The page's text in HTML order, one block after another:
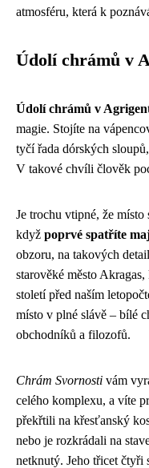
atmosféru, která k
Údolí chrámů v
Údolí chrámů v
magie. Stojíte na
tyčí řada dórských
V takové chvíli člověk
Je trochu vtipné, že
když poprvé spatříte
obzoru, na takových
starověké město
století před naším
místo v plné slávě – bílé
obchodníků a filozofů.
Chrám Svornosti vám
celého komplexu, a víte
překřtili na křesťanský
nebo je rozkrádali na
netknutý. Jeho třicet čtyři